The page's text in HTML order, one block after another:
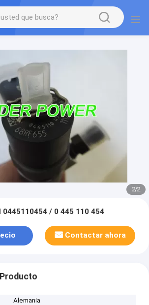
2/2
0445110454 / 0 445 110 454
Contactar ahora
Alemania